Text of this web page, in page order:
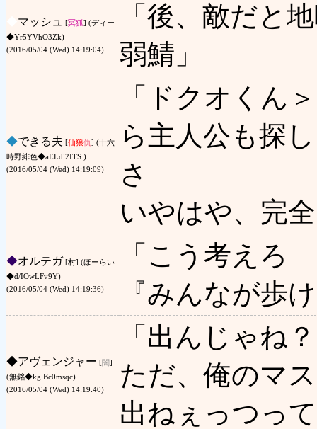
マッシュ [冥狐] (ディー
◆Yr5YVhO3Zk)
(2016/05/04 (Wed) 14:19:04)
「後、敵だと
弱鯖」
◆できる夫 [仙狼仇] (十六
時野緋色◆aELdi2ITS.)
(2016/05/04 (Wed) 14:19:09)
「ドクオくん
ら主人公も探
さ
いやはや、完
◆オルテガ [村] (ほーらい
◆d/IOwLFv9Y)
(2016/05/04 (Wed) 14:19:36)
「こう考えろ
『みんなが歩
◆アヴェンジャー [闇]
(無銘◆kglBc0msqc)
(2016/05/04 (Wed) 14:19:40)
「出んじゃね？
ただ、俺のマ
出ねぇっつっ